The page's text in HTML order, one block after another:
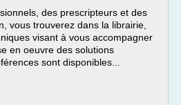
des prescripteurs et des
vous trouverez dans la librairie,
visant à vous accompagner
en oeuvre des solutions
sont disponibles...